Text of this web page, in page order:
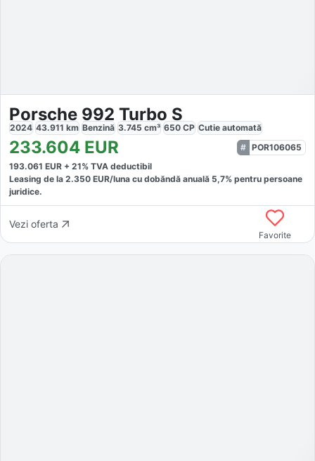
Porsche 992 Turbo S
2024 43.911 km Benzină 3.745 cm³ 650 CP Cutie automată
233.604 EUR
POR106065
193.061 EUR + 21% TVA deductibil
Leasing de la 2.350 EUR/luna cu dobăndă anuală 5,7% pentru persoane
juridice.
Vezi oferta
Favorite